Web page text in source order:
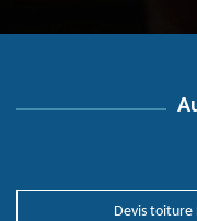
Devis toiture